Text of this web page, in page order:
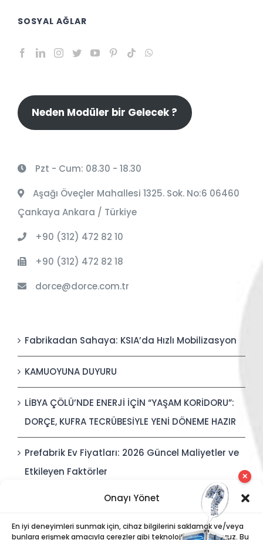
Onayı Yönet
En iyi deneyimleri sunmak için, cihaz bilgilerini saklamak ve/veya
bunlara erişmek amacıyla çerezler gibi teknolojiler kullanıyoruz. Bu
SOSYAL AĞLAR
Neden Modüler bir Gelecek ?
Pzt - Cum: 08.30 - 18.30
Aşağı Öveçler Mahallesi 1325. Sok. No:6 06460
Çankaya Ankara / Türkiye
+90 (312) 472 82 10
+90 (312) 472 82 18
dorce@dorce.com.tr
Fabrikadan Sahaya: KSIA’da Hızlı Mobilizasyon
KAMUOYUNA DUYURU
LİBYA ÇÖLÜ’NDE ENERJİ İÇİN “YAŞAM KORİDORU”:
DORÇE, KUFRA TECRÜBESİYLE YENİ DÖNEME HAZIR
Prefabrik Ev Fiyatları: 2026 Güncel Maliyetler ve
Etkileyen Faktörler
Polis Karakolları: Güvenli, Entegre ve Hızlı İnşa
Edilebilir Kamu Güvenliği Yapıları
✕